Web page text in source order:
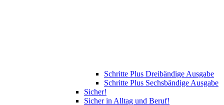
Schritte Plus Dreibändige Ausgabe
Schritte Plus Sechsbändige Ausgabe
Sicher!
Sicher in Alltag und Beruf!